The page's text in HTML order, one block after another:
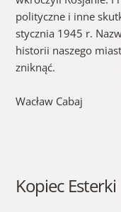
polityczne i inne
stycznia 1945 r.
historii naszego
zniknąć.
Wacław Cabaj
Kopiec Esterki